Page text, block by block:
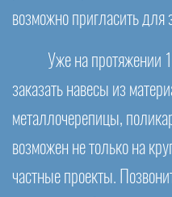
возможно пригласить для
Уже на протяжении
заказать навесы из
металлочерепицы,
возможен не только на
частные проекты.